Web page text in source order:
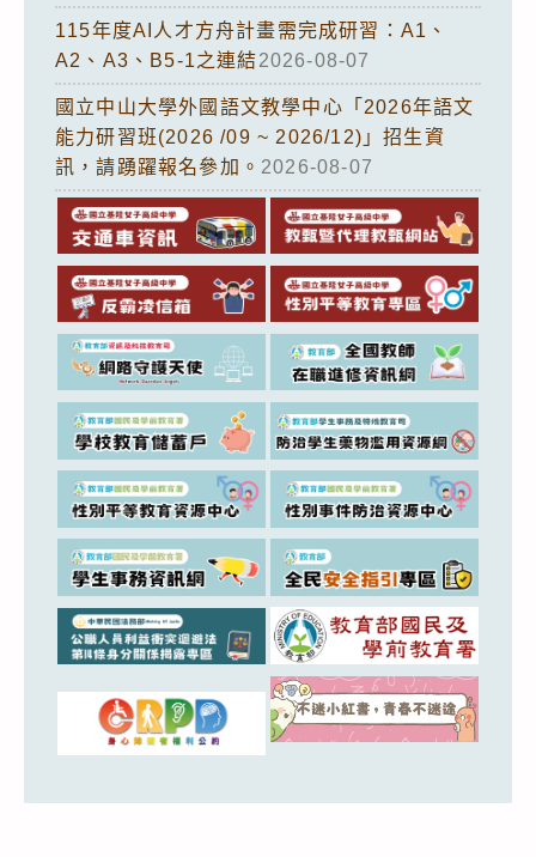
115年度AI人才方舟計畫需完成研習：A1、
A2、A3、B5-1之連結2026-08-07
國立中山大學外國語文教學中心「2026年語文
能力研習班(2026 /09 ~ 2026/12)」招生資
訊，請踴躍報名參加。 2026-08-07